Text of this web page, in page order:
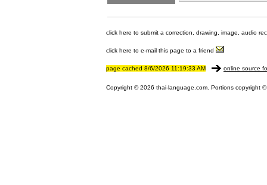
click here to submit a correction, drawing, image, audio
click here to e-mail this page to a friend
page cached 8/6/2026 11:19:33 AM online source
Copyright © 2026 thai-language.com. Portions copyright